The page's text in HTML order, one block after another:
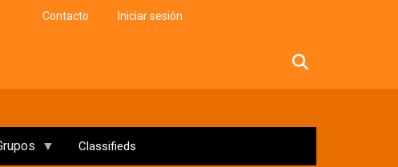
Contacto Iniciar sesión
Classifieds